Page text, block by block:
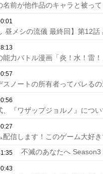
名前が他作品のキャラと被っ
昼メシの流儀 最終回】第12話
能力バトル漫画「炎！水！雷
ノートの所有者ってバレるの
、『ワザップジョルノ』につい
配信します！このゲーム大好
不滅のあなたへ Season3